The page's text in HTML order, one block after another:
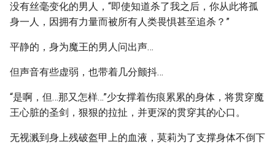
没有丝毫变化的男人，“即使知道杀了我之后，你从此将孤
身一人，因拥有力量而被所有人类畏惧甚至追杀？”
平静的，身为魔王的男人问出声…
但声音有些虚弱，也带着几分颤抖…
“是啊，但…那又怎样…”少女撑着伤痕累累的身体，将贯穿魔
王心脏的圣剑，狠狠的拉扯，并更深的贯穿其的心口。
无视溅到身上残破盔甲上的血液，莫莉为了支撑身体不倒下